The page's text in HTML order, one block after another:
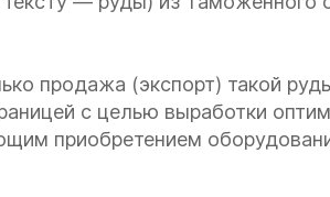
продажа (экспорт) такой
с целью выработки
приобретением